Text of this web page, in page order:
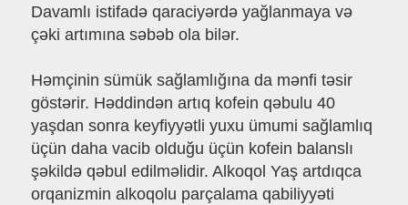
Davamlı istifadə qaraciyərdə yağlanmaya və
çəki artımına səbəb ola bilər.
Həmçinin sümük sağlamlığına da mənfi təsir
göstərir. Həddindən artıq kofein qəbulu 40
yaşdan sonra keyfiyyətli yuxu ümumi sağlamlıq
üçün daha vacib olduğu üçün kofein balanslı
şəkildə qəbul edilməlidir. Alkoqol Yaş artdıqca
orqanizmin alkoqolu parçalama qabiliyyəti